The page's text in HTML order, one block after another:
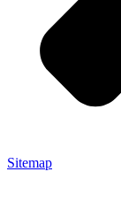
Sitemap